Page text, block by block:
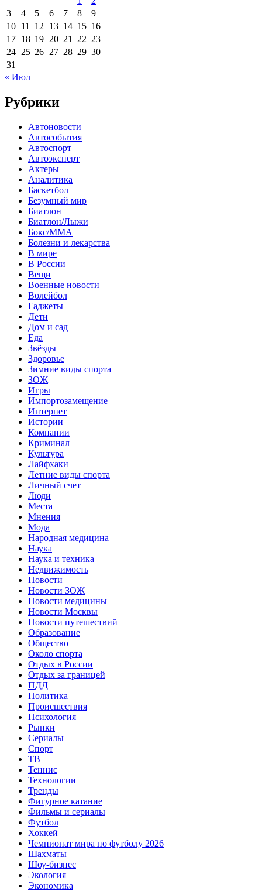
3
4 5 6 7 8
9
10 11 12 13 14 15 16
17 18 19 20 21 22 23
24 25 26 27 28 29 30
31
« Июл
Рубрики
Автоновости
Автособытия
Автоспорт
Автоэксперт
Актеры
Аналитика
Баскетбол
Безумный мир
Биатлон
Биатлон/Лыжи
Бокс/MMA
Болезни и лекарства
В мире
В России
Вещи
Военные новости
Волейбол
Гаджеты
Дети
Дом и сад
Еда
Звёзды
Здоровье
Зимние виды спорта
ЗОЖ
Игры
Импортозамещение
Интернет
Истории
Компании
Криминал
Культура
Лайфхаки
Летние виды спорта
Личный счет
Люди
Места
Мнения
Мода
Народная медицина
Наука
Наука и техника
Недвижимость
Новости
Новости ЗОЖ
Новости медицины
Новости Москвы
Новости путешествий
Образование
Общество
Около спорта
Отдых в России
Отдых за границей
ПДД
Политика
Происшествия
Психология
Рынки
Сериалы
Спорт
ТВ
Теннис
Технологии
Тренды
Фигурное катание
Фильмы и сериалы
Футбол
Хоккей
Чемпионат мира по футболу 2026
Шахматы
Шоу-бизнес
Экология
Экономика